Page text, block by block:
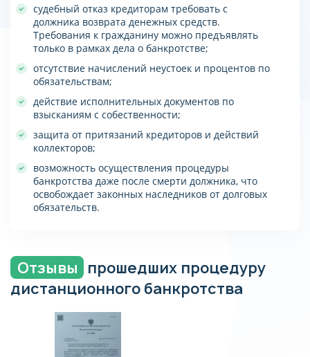
судебный отказ кредиторам требовать с
должника возврата денежных средств.
Требования к гражданину можно предъявлять
только в рамках дела о банкротстве;
отсутствие начислений неустоек и процентов по
обязательствам;
действие исполнительных документов по
взысканиям с собественности;
защита от притязаний кредиторов и действий
коллекторов;
возможность осуществления процедуры
банкротства даже после смерти должника, что
освобождает законных наследников от долговых
обязательств.
Отзывы прошедших процедуру
дистанционного банкротства